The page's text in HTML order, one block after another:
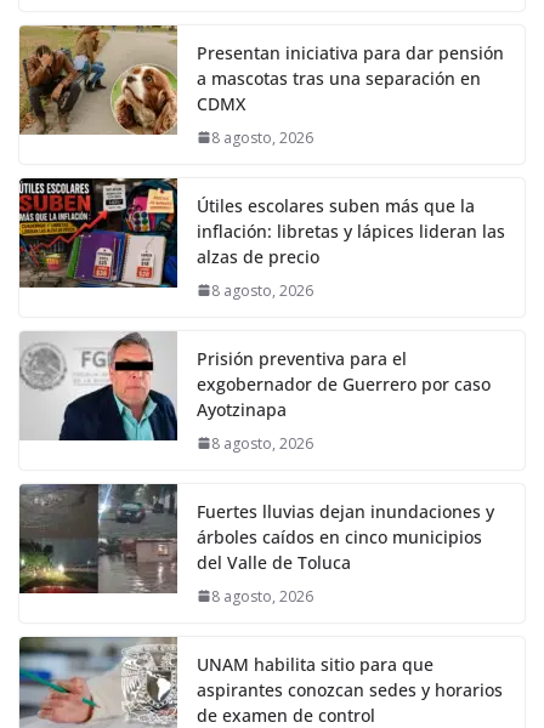
Presentan iniciativa para dar pensión
a mascotas tras una separación en
CDMX
8 agosto, 2026
Útiles escolares suben más que la
inflación: libretas y lápices lideran las
alzas de precio
8 agosto, 2026
Prisión preventiva para el
exgobernador de Guerrero por caso
Ayotzinapa
8 agosto, 2026
Fuertes lluvias dejan inundaciones y
árboles caídos en cinco municipios
del Valle de Toluca
8 agosto, 2026
UNAM habilita sitio para que
aspirantes conozcan sedes y horarios
de examen de control